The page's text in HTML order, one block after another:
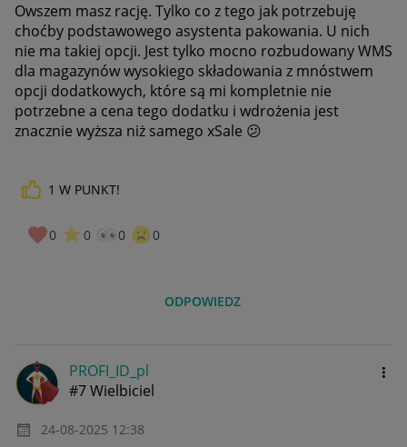
Owszem masz rację. Tylko co z tego jak potrzebuję
choćby podstawowego asystenta pakowania. U nich
nie ma takiej opcji. Jest tylko mocno rozbudowany WMS
dla magazynów wysokiego składowania z mnóstwem
opcji dodatkowych, które są mi kompletnie nie
potrzebne a cena tego dodatku i wdrożenia jest
znacznie wyższa niż samego xSale 😕
1 W PUNKT!
0 0 0 0
ODPOWIEDZ
PROFI_ID_pl
#7 Wielbiciel
‎24-08-2025 12:38